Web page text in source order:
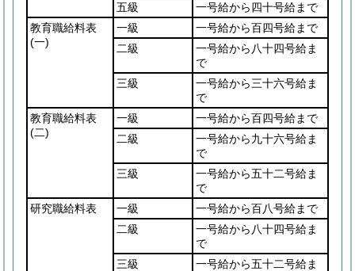
五級
一号給から四十号給まで
教育職給料表
(一)
一級
一号給から百四号給まで
二級
一号給から八十四号給ま
で
三級
一号給から三十六号給ま
で
教育職給料表
(二)
一級
一号給から百四号給まで
二級
一号給から九十六号給ま
で
三級
一号給から五十二号給ま
で
研究職給料表
一級
一号給から百八号給まで
二級
一号給から八十四号給ま
で
三級
一号給から五十二号給ま